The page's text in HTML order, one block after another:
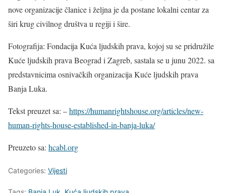
nove organizacije članice i željna je da postane lokalni centar za
širi krug civilnog društva u regiji i šire.
Fotografija: Fondacija Kuća ljudskih prava, kojoj su se pridružile
Kuće ljudskih prava Beograd i Zagreb, sastala se u junu 2022. sa
predstavnicima osnivačkih organizacija Kuće ljudskih prava
Banja Luka.
Tekst preuzet sa: –https://humanrightshouse.org/articles/new-
human-rights-house-established-in-banja-luka/
Preuzeto sa: hcabl.org
Categories: Vijesti